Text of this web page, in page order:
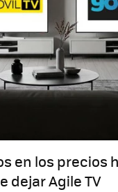
en los precios
dejar Agile TV